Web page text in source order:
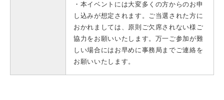
・本イベントには大変多くの方からのお申
し込みが想定されます。ご当選された方に
おかれましては、原則ご欠席されない様ご
協力をお願いいたします。万一ご参加が難
しい場合にはお早めに事務局までご連絡を
お願いいたします。